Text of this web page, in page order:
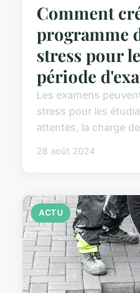
Comment
programme
stress pour
période
Les examens
stress pour les
attentes, la charge
28 août 2024
ACTU